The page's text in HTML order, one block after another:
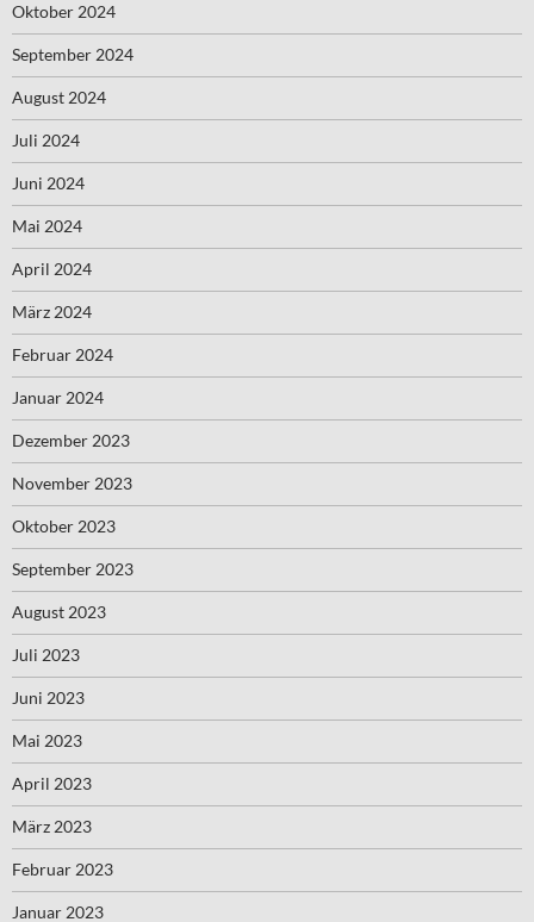
Oktober 2024
September 2024
August 2024
Juli 2024
Juni 2024
Mai 2024
April 2024
März 2024
Februar 2024
Januar 2024
Dezember 2023
November 2023
Oktober 2023
September 2023
August 2023
Juli 2023
Juni 2023
Mai 2023
April 2023
März 2023
Februar 2023
Januar 2023